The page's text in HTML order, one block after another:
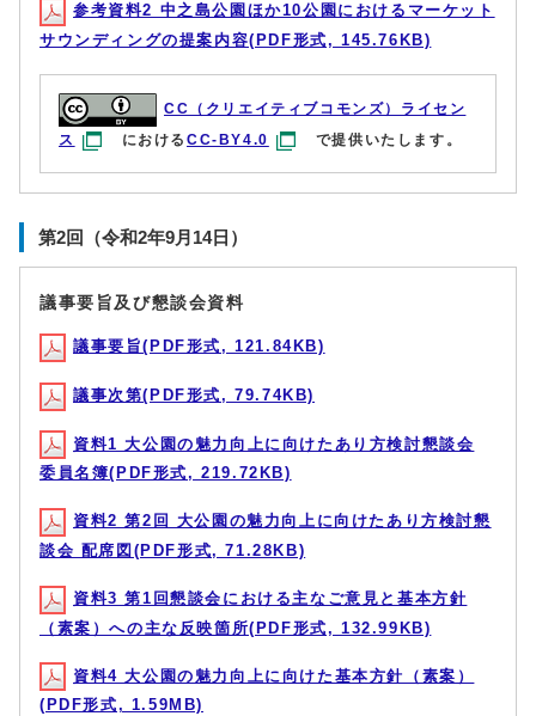
参考資料2 中之島公園ほか10公園におけるマーケット
サウンディングの提案内容(PDF形式, 145.76KB)
CC（クリエイティブコモンズ）ライセン
ス
におけるCC-BY4.0 で提供いたします。
第2回（令和2年9月14日）
議事要旨及び懇談会資料
議事要旨(PDF形式, 121.84KB)
議事次第(PDF形式, 79.74KB)
資料1 大公園の魅力向上に向けたあり方検討懇談会
委員名簿(PDF形式, 219.72KB)
資料2 第2回 大公園の魅力向上に向けたあり方検討懇
談会 配席図(PDF形式, 71.28KB)
資料3 第1回懇談会における主なご意見と基本方針
（素案）への主な反映箇所(PDF形式, 132.99KB)
資料4 大公園の魅力向上に向けた基本方針（素案）
(PDF形式, 1.59MB)